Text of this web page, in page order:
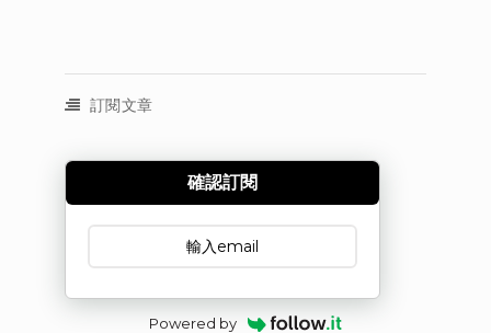
訂閱文章
訂閱文章
確認訂閱
Powered by